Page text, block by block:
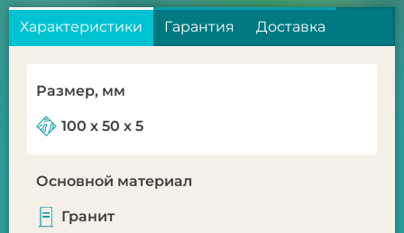
Характеристики Гарантия Доставка
Размер, мм
100 х 50 х 5
Основной материал
Гранит